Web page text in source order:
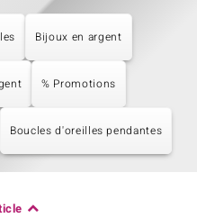
Bijoux en argent
% Promotions
Boucles d'oreilles pendantes